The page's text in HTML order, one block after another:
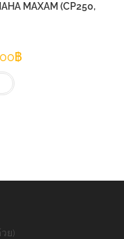
MAXAM (CP250,
฿
ย)